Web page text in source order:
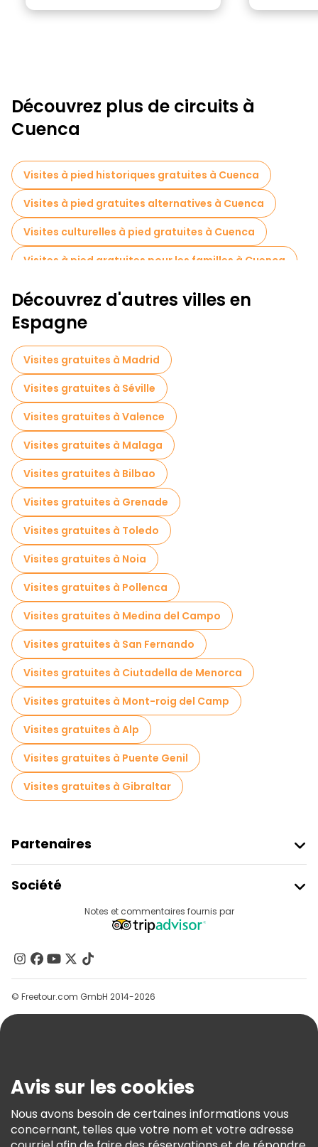
Découvrez plus de circuits à
Cuenca
Visites à pied historiques gratuites à Cuenca
Visites à pied gratuites alternatives à Cuenca
Visites culturelles à pied gratuites à Cuenca
Visites à pied gratuites pour les familles à Cuenca
Tours à vélo à Cuenca
Visites gastronomiques à Cuenca
Visites gratuites à proximité Plaza Mayor
Visites gratuites à proximité Cuenca Cathedral
Visites gratuites à proximité Iglesia San Pedro
Découvrez d'autres villes en
Espagne
Visites gratuites à Madrid
Visites gratuites à Séville
Visites gratuites à Valence
Visites gratuites à Malaga
Visites gratuites à Bilbao
Visites gratuites à Grenade
Visites gratuites à Toledo
Visites gratuites à Noia
Visites gratuites à Pollenca
Visites gratuites à Medina del Campo
Visites gratuites à San Fernando
Visites gratuites à Ciutadella de Menorca
Visites gratuites à Mont-roig del Camp
Visites gratuites à Alp
Visites gratuites à Puente Genil
Visites gratuites à Gibraltar
Partenaires
Connexion Du Fournisseur
Programme D’affiliation
Société
Contactez-Nous
Groupes
Aide
Conditions Générales Et Mentions Légales
Politique En Matière De Cookies
Freetour Prix
Notes et commentaires fournis par
© Freetour.com GmbH 2014-2026
Avis sur les cookies
Nous avons besoin de certaines informations vous
concernant, telles que votre nom et votre adresse